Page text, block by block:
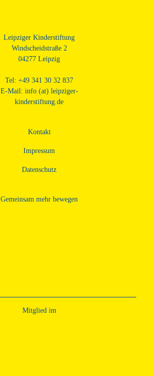
Leipziger Kinderstiftung
Windscheidstraße 2
04277 Leipzig
Tel: +49 341 30 32 837
E-Mail: info (at) leipziger-
kinderstiftung.de
Kontakt
Impressum
Datenschutz­
Gemeinsam mehr bewegen
Mitglied im